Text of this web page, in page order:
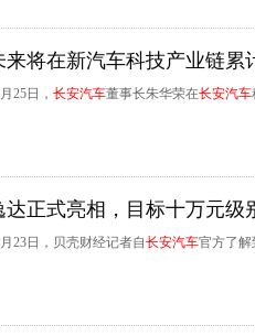
将在新汽车科技产业链累
25日， 长安汽车董事长朱华荣在长安汽车
正式亮相，目标十万元级
23日，贝壳财经记者自长安汽车官方了解